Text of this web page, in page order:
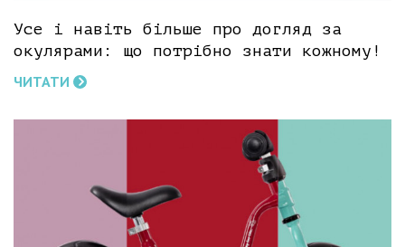
Усе і навіть більше про догляд за
окулярами: що потрібно знати кожному!
ЧИТАТИ